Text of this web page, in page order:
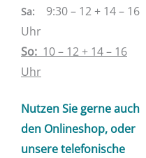
Sa: 9:30 – 12 + 14 – 16
Uhr
So: 10 – 12 + 14 – 16
Uhr
Nutzen Sie gerne auch
den Onlineshop, oder
unsere telefonische